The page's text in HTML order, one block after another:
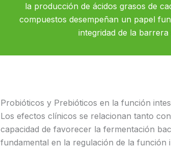
la producción de ácidos grasos de
compuestos desempeñan un papel
integridad de la
Probióticos y Prebióticos en la función
Los efectos clínicos se relacionan tanto
capacidad de favorecer la fermentación
fundamental en la regulación de la función